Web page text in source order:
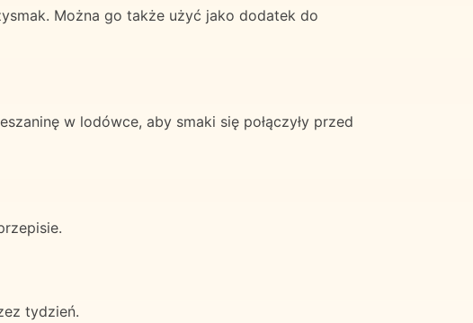
Można go także użyć jako dodatek do
w lodówce, aby smaki się połączyły przed
tydzień.